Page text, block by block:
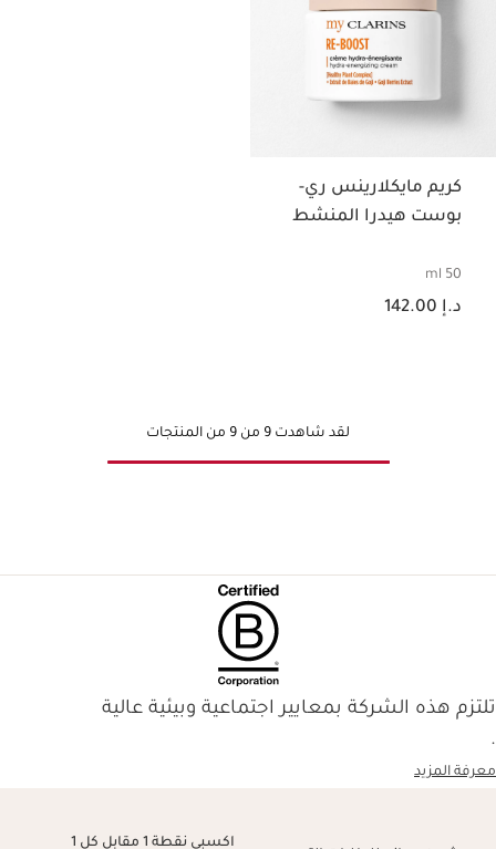
كريم مايكلارينس ري-
بوست هيدرا المنشط
50 ml
السعر الحالي هو د.إ 142.00
د.إ 142.00
لقد شاهدت 9 من 9 من المنتجات
تلتزم هذه الشركة بمعايير اجتماعية وبيئية عالية
.
معرفة المزيد
اكسبِي نقطة 1 مقابل كل 1